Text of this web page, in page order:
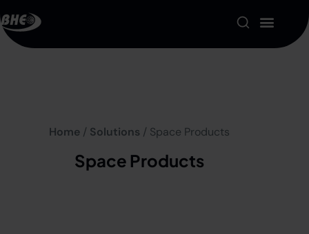
About us
Resources
Home/ Solutions / Space Products
Space Products